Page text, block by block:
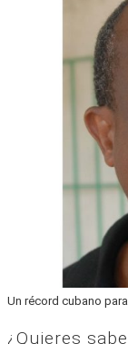
Un récord cubano
¿Quieres